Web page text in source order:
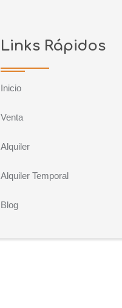
Links Rápidos
Inicio
Venta
Alquiler
Alquiler Temporal
Blog